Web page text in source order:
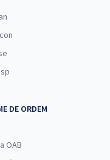
DE ORDEM
OAB